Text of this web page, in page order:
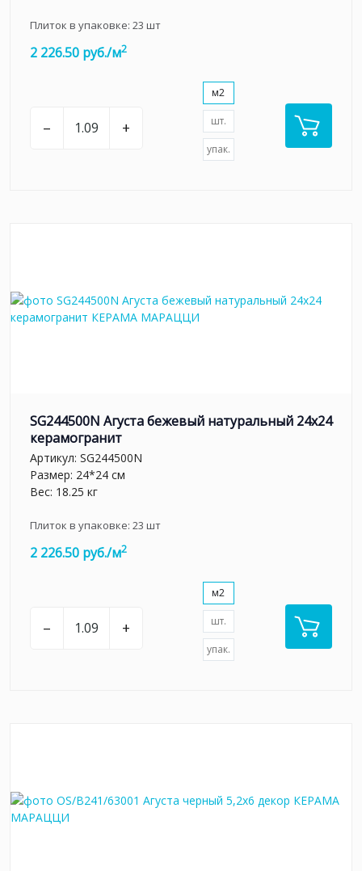
Плиток в упаковке: 23 шт
2 226.50 руб./м2
– +
м2
шт.
упак.
SG244500N Агуста бежевый натуральный 24х24
керамогранит
Артикул: SG244500N
Размер: 24*24 см
Вес: 18.25 кг
Плиток в упаковке: 23 шт
2 226.50 руб./м2
– +
м2
шт.
упак.